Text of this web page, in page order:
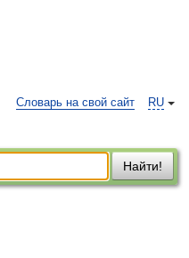
RU
Словарь на свой сайт
Найти!